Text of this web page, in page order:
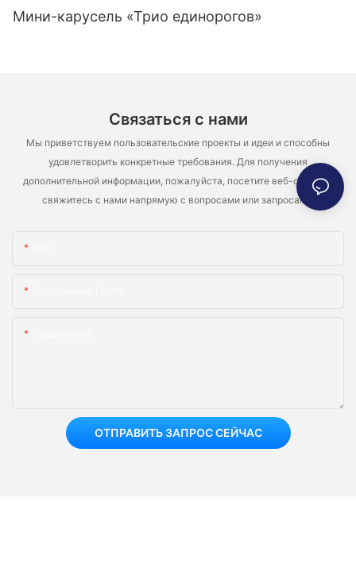
Мини-карусель «Трио единорогов»
Связаться с нами
Мы приветствуем пользовательские проекты и идеи и способны
удовлетворить конкретные требования. Для получения
дополнительной информации, пожалуйста, посетите веб-сайт или
свяжитесь с нами напрямую с вопросами или запросами.
ОТПРАВИТЬ ЗАПРОС СЕЙЧАС